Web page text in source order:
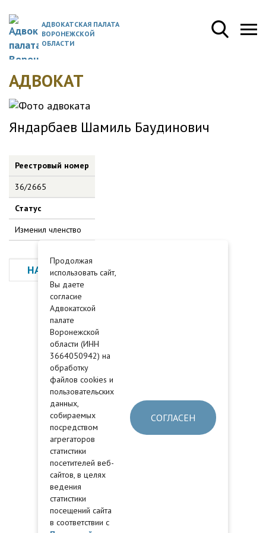
АДВОКАТСКАЯ ПАЛАТА
ВОРОНЕЖСКОЙ
ОБЛАСТИ
АДВОКАТ
Яндарбаев Шамиль Баудинович
Реестровый номер
36/2665
Статус
Изменил членство
НАЗАД
Продолжая
использовать сайт,
Вы даете
согласие
Адвокатской
палате
Воронежской
области (ИНН
3664050942) на
обработку
файлов cookies и
пользовательских
данных,
собираемых
посредством
агрегаторов
статистики
посетителей веб-
сайтов, в целях
ведения
статистики
посещений сайта
в соответствии с
СОГЛАСЕН